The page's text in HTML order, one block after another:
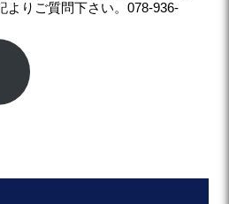
よりご質問下さい。078-936-